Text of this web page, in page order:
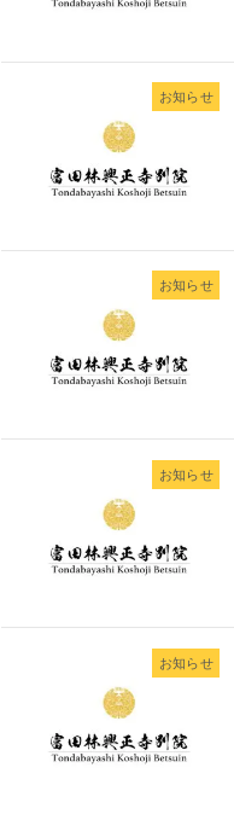
お知らせ
お知らせ
お知らせ
お知らせ